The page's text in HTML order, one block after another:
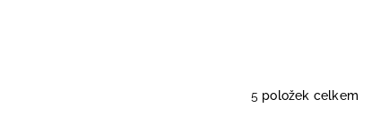
5 položek celkem